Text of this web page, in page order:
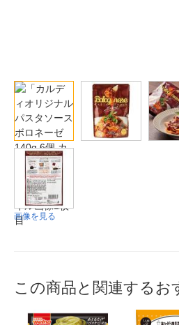
画像を見る
この商品と関連するお